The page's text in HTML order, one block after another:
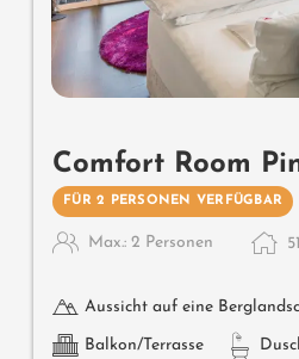
Comfort Room
FÜR 2 PERSONEN VERFÜGBAR
Max.: 2 Personen 51
Aussicht auf eine
Balkon/Terrasse